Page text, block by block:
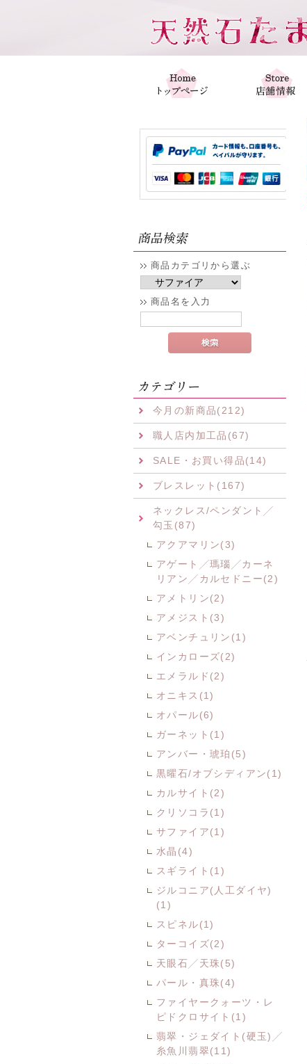
商品カテゴリから選ぶ
商品名を入力
今月の新商品(212)
職人店内加工品(67)
SALE・お買い得品(14)
ブレスレット(167)
ネックレス/ペンダント╱
勾玉(87)
アクアマリン(3)
アゲート╱瑪瑙╱カーネ
リアン╱カルセドニー(2)
アメトリン(2)
アメジスト(3)
アベンチュリン(1)
インカローズ(2)
エメラルド(2)
オニキス(1)
オパール(6)
ガーネット(1)
アンバー・琥珀(5)
黒曜石/オブシディアン(1)
カルサイト(2)
クリソコラ(1)
サファイア(1)
水晶(4)
スギライト(1)
ジルコニア(人工ダイヤ)
(1)
スピネル(1)
ターコイズ(2)
天眼石╱天珠(5)
パール・真珠(4)
ファイヤークォーツ・レ
ピドクロサイト(1)
翡翠・ジェダイト(硬玉)╱
糸魚川翡翠(11)